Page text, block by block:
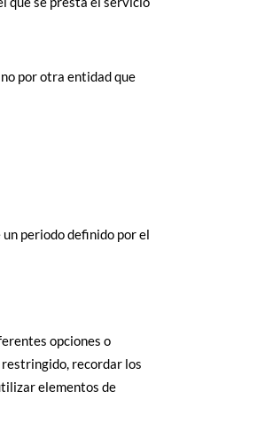
por otra entidad que
periodo definido por el
opciones o
recordar los
elementos de